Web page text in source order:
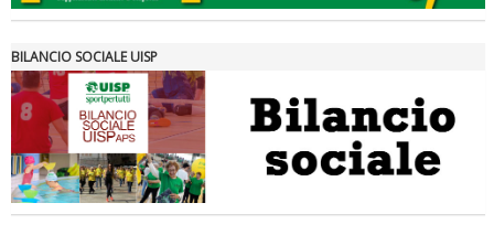
BILANCIO SOCIALE UISP